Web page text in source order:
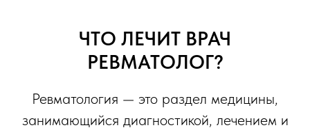
ЧТО ЛЕЧИТ ВРАЧ
РЕВМАТОЛОГ?
Ревматология — это раздел медицины,
занимающийся диагностикой, лечением и